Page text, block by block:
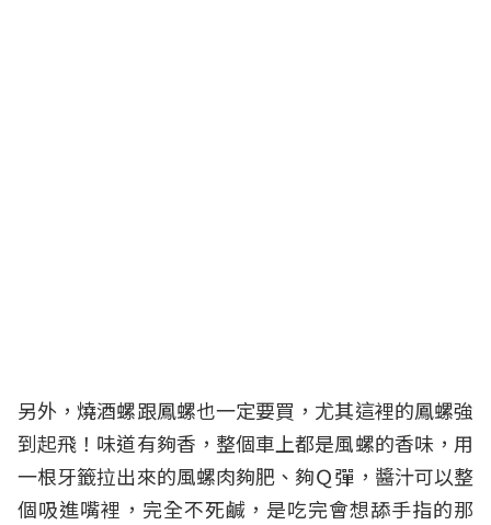
另外，燒酒螺跟鳳螺也一定要買，尤其這裡的鳳螺強
到起飛！味道有夠香，整個車上都是風螺的香味，用
一根牙籤拉出來的風螺肉夠肥、夠Ｑ彈，醬汁可以整
個吸進嘴裡，完全不死鹹，是吃完會想舔手指的那